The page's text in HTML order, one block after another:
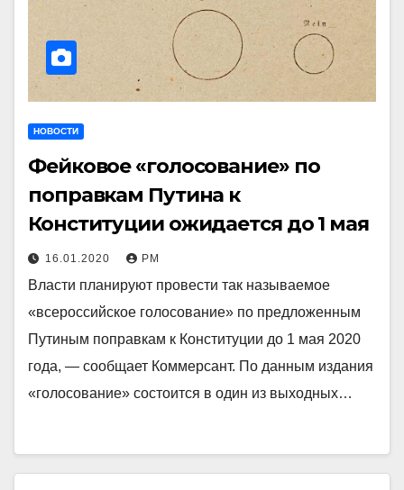
НОВОСТИ
Фейковое «голосование» по
поправкам Путина к
Конституции ожидается до 1 мая
16.01.2020 РМ
Власти планируют провести так называемое
«всероссийское голосование» по предложенным
Путиным поправкам к Конституции до 1 мая 2020
года, — сообщает Коммерсант. По данным издания
«голосование» состоится в один из выходных…